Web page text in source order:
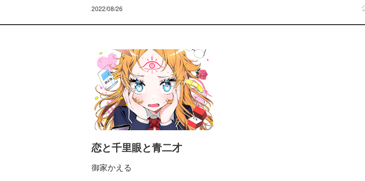
2022/08/26
恋と千里眼と青二才
御家かえる